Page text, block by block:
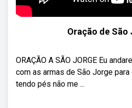
Oração de São
ORAÇÃO A SÃO JORGE Eu
com as armas de São Jorge
tendo pés não me ...